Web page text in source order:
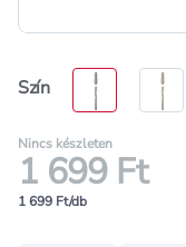
Szín
Nincs készleten
1 699 Ft
1 699 Ft/db